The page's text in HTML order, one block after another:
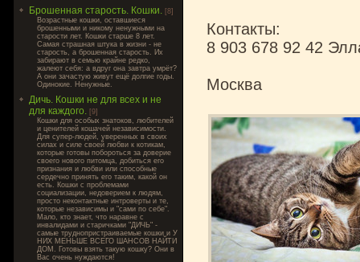
Брошенная старость. Кошки. [8]
Возрастные кошки, оставшиеся
брошенными и никому ненужными на
старости лет. Кошки старше 8 лет.
Самая страшная штука в жизни - не
старость, а брошенная старость. Их
забирают в семью крайне редко,
жалеют себя: а вдруг она завтра умрёт?
А они зачастую живут ещё долгие годы.
Одинокие. Ненужные.
Дичь. Кошки не для всех и не
для каждого. [9]
Кошки для особых знатоков, любителей
и ценителей кошачей независимости.
Для супер-людей, уверенных в своих
силах и силе своей любви к котикам,
которые готовы побороться за доверие
своего нового питомца, добиться его
признания и любви или способные
сердечно принять его таким, какой он
есть. Кошки с проблемами
социализации, недоверием к людям,
просто неконтактные интроверты и те,
которые независимы и "сами по себе".
Мало, кто знает, что наравне с
инвалидами и старичками "ДИЧЬ" -
самые труднопристраиваемые кошки и У
НИХ МЕНЬШЕ ВСЕГО ШАНСОВ НАЙТИ
ДОМ. Готовы взять такую кошку? Они в
Вас очень нуждаются!
Контакты:
8 903 678 92 42
Москва